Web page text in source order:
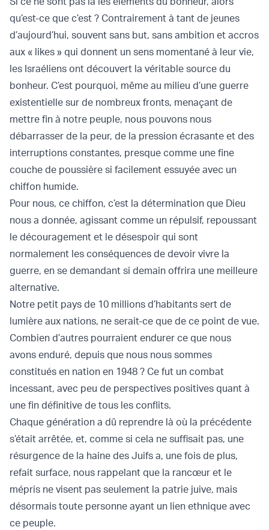
qu’est-ce que c’est ? Contrairement à tant de jeunes
d’aujourd’hui, souvent sans but, sans ambition et accros
aux « likes » qui donnent un sens momentané à leur vie,
les Israéliens ont découvert la véritable source du
bonheur. C’est pourquoi, même au milieu d’une guerre
existentielle sur de nombreux fronts, menaçant de
mettre fin à notre peuple, nous pouvons nous
débarrasser de la peur, de la pression écrasante et des
interruptions constantes, presque comme une fine
couche de poussière si facilement essuyée avec un
chiffon humide.
Pour nous, ce chiffon, c’est la détermination que Dieu
nous a donnée, agissant comme un répulsif, repoussant
le découragement et le désespoir qui sont
normalement les conséquences de devoir vivre la
guerre, en se demandant si demain offrira une meilleure
alternative.
Notre petit pays de 10 millions d’habitants sert de
lumière aux nations, ne serait-ce que de ce point de vue.
Combien d’autres pourraient endurer ce que nous
avons enduré, depuis que nous nous sommes
constitués en nation en 1948 ? Ce fut un combat
incessant, avec peu de perspectives positives quant à
une fin définitive de tous les conflits.
Chaque génération a dû reprendre là où la précédente
s’était arrêtée, et, comme si cela ne suffisait pas, une
résurgence de la haine des Juifs a, une fois de plus,
refait surface, nous rappelant que la rancœur et le
mépris ne visent pas seulement la patrie juive, mais
désormais toute personne ayant un lien ethnique avec
ce peuple.